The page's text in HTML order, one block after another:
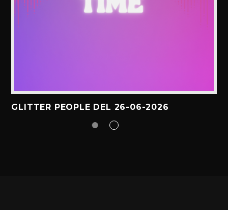
GLITTER PEOPLE DEL 26-06-2026